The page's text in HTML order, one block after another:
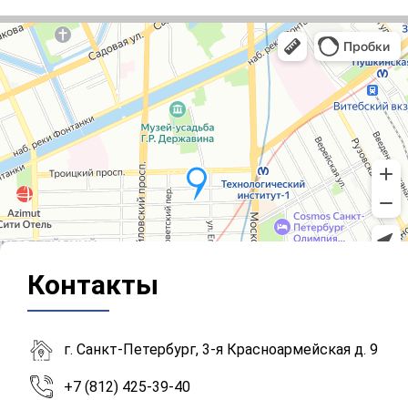
Контакты
г. Санкт-Петербург, 3-я Красноармейская д. 9
+7 (812) 425-39-40